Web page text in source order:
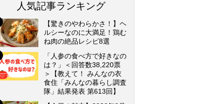
人気記事ランキング
【驚きのやわらかさ！】ヘ
ルシーなのに大満足！鶏む
ね肉の絶品レシピ8選
「人参の食べ方で好きなの
は？」＜回答数38,220票
＞【教えて！ みんなの衣
食住「みんなの暮らし調査
隊」結果発表 第613回】